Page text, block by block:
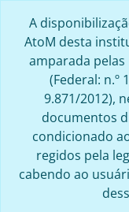
A
AtoM desta
amparada pelas
(Federal: n.º
9.871/2012),
documentos
condicionado
regidos pela
cabendo ao